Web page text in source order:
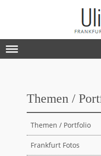
Themen /
Themen / Portfolio
Frankfurt Fotos